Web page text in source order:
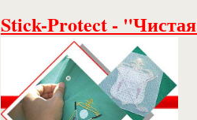
Stick-Protect -